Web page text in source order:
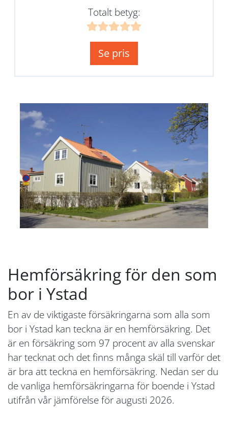
Totalt betyg:
Se pris
Hemförsäkring för den som
bor i Ystad
En av de viktigaste försäkringarna som alla som
bor i Ystad kan teckna är en hemförsäkring. Det
är en försäkring som 97 procent av alla svenskar
har tecknat och det finns många skäl till varför det
är bra att teckna en hemförsäkring. Nedan ser du
de vanliga hemförsäkringarna för boende i Ystad
utifrån vår jämförelse för augusti 2026.